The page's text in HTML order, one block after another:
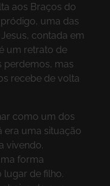
aos Braços do
uma das
contada em
um retrato de
perdemos, mas
recebe de volta
como um dos
era uma situação
vivendo.
forma
lugar de filho.